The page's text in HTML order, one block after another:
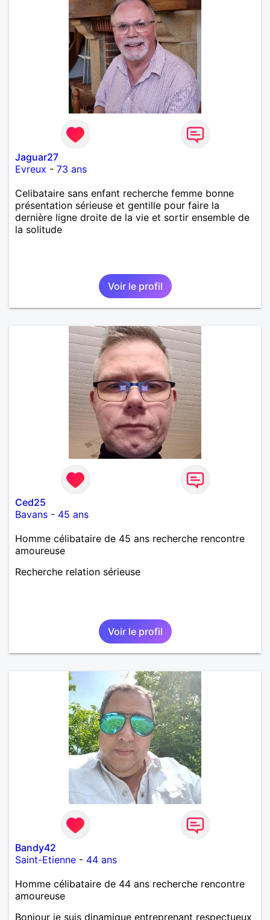
Jaguar27
Evreux - 73 ans
Celibataire sans enfant recherche femme bonne
présentation sérieuse et gentille pour faire la
dernière ligne droite de la vie et sortir ensemble de
la solitude
Voir le profil
Ced25
Bavans - 45 ans
Homme célibataire de 45 ans recherche rencontre
amoureuse
Recherche relation sérieuse
Voir le profil
Bandy42
Saint-Etienne - 44 ans
Homme célibataire de 44 ans recherche rencontre
amoureuse
Bonjour je suis dinamique entreprenant respectueux